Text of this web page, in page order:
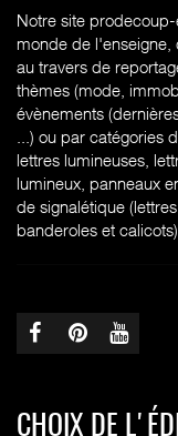
Notre site
monde de
au travers de
thèmes (mode,
évènements
...) ou par catégories
lettres lumineuses,
lumineux, panneaux
de signalétique
banderoles et calicots).
CHOIX DE